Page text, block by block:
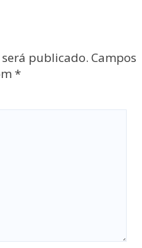
publicado. Campos
*